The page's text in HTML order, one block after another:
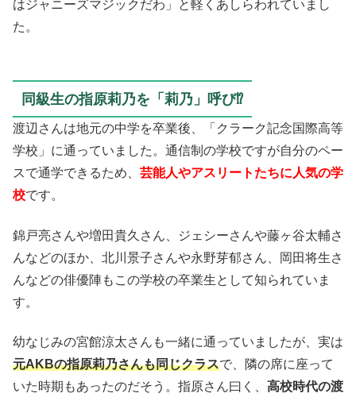
はジャニーズマジックだわ」と軽くあしらわれていまし
た。
同級生の指原莉乃を「莉乃」呼び⁉
渡辺さんは地元の中学を卒業後、「クラーク記念国際高等
学校」に通っていました。通信制の学校ですが自分のペー
スで通学できるため、 芸能人やアスリートたちに人気の学
校です。
錦戸亮さんや増田貴久さん、ジェシーさんや藤ヶ谷太輔さ
んなどのほか、北川景子さんや永野芽郁さん、岡田将生さ
んなどの俳優陣もこの学校の卒業生として知られていま
す。
幼なじみの宮館涼太さんも一緒に通っていましたが、実は
元AKBの指原莉乃さんも同じクラスで、隣の席に座って
いた時期もあったのだそう。指原さん曰く、 高校時代の渡